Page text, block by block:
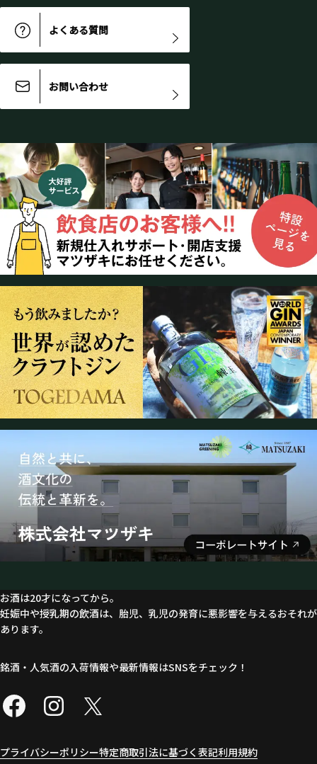
よくある質問
お問い合わせ
お酒は20才になってから。
妊娠中や授乳期の飲酒は、胎児、乳児の発育に悪影響を与えるおそれが
あります。
プライバシーポリシー特定商取引法に基づく表記利用規約
銘酒・人気酒の入荷情報や最新情報はSNSをチェック！